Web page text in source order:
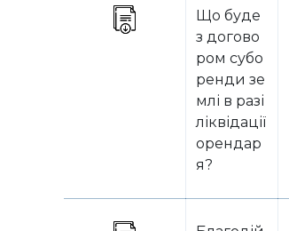
Що буде
з догово
ром субо
ренди зе
млі в разі
ліквідації
орендар
я?